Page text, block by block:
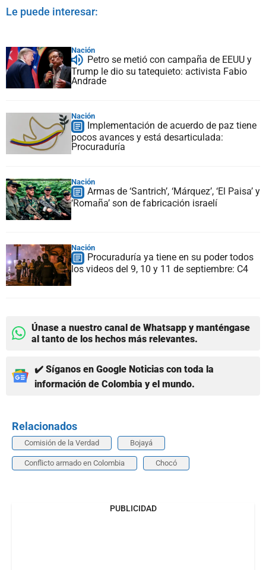
Le puede interesar:
Nación
Petro se metió con campaña de EEUU y
Trump le dio su tatequieto: activista Fabio
Andrade
Nación
Implementación de acuerdo de paz tiene
pocos avances y está desarticulada:
Procuraduría
Nación
Armas de ‘Santrich’, ‘Márquez’, ‘El Paisa’ y
‘Romaña’ son de fabricación israelí
Nación
Procuraduría ya tiene en su poder todos
los videos del 9, 10 y 11 de septiembre: C4
Únase a nuestro canal de Whatsapp y manténgase
al tanto de los hechos más relevantes.
✔️ Síganos en Google Noticias con toda la
información de Colombia y el mundo.
Relacionados
Comisión de la Verdad Bojayá
Conflicto armado en Colombia Chocó
PUBLICIDAD